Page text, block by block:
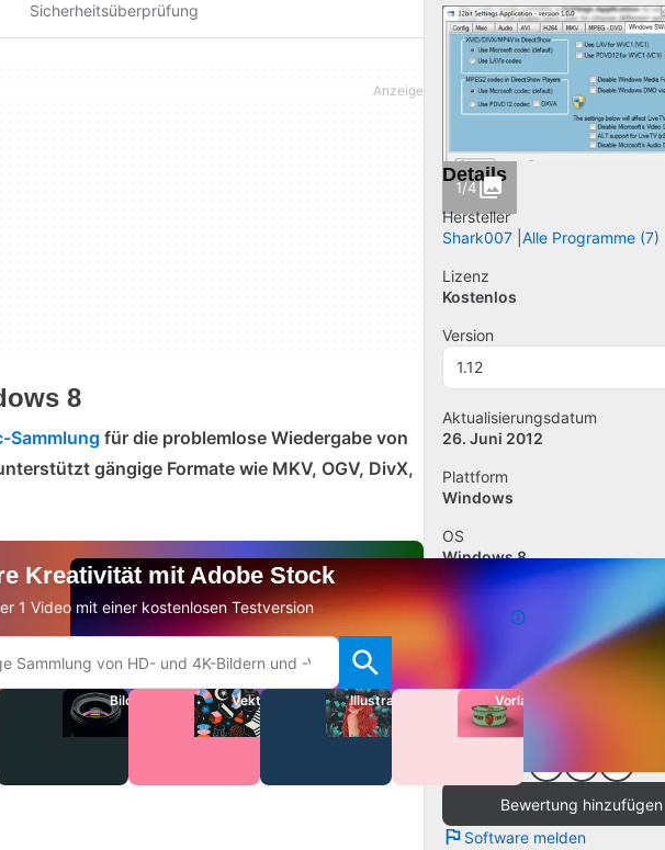
Sicherheitsüberprüfung
8
Sammlung für die problemlose Wiedergabe von
gängige Formate wie MKV, OGV, DivX,
Kreativität mit Adobe Stock
1 Video mit einer kostenlosen Testversion
Bilder Vektoren Illustrationen Vorlagen
1/4
Details
Hersteller
Shark007 Alle Programme (7)
Lizenz
Kostenlos
Version
1.12
Aktualisierungsdatum
26. Juni 2012
Plattform
Windows
OS
Windows 8
Sprache
Deutsch
Größe
14.46 MB
Bewertung hinzufügen
Software melden